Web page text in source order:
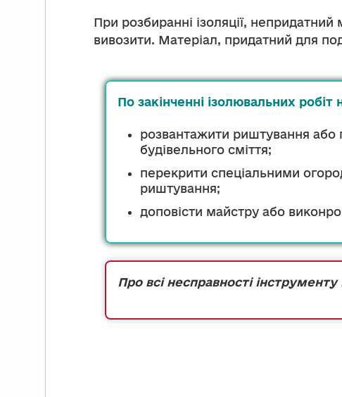
При розбиранні ізоляції, непридатний
вивозити. Матеріал, придатний для
По закінченні ізолювальних
розвантажити риштування або
будівельного сміття;
перекрити спеціальними
риштування;
доповісти майстру або
Про всі несправності